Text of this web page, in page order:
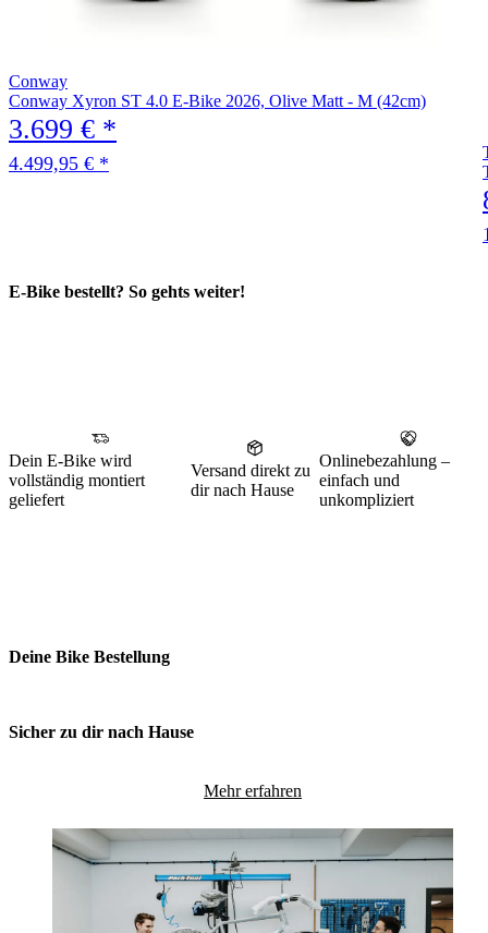
Conway
Conway Xyron ST 4.0 E-Bike 2026, Olive Matt - M (42cm)
3.699 € *
4.499,95 € *
E-Bike bestellt? So gehts weiter!
Dein E-Bike wird
vollständig montiert
geliefert
Versand direkt zu
dir nach Hause
Onlinebezahlung –
einfach und
unkompliziert
Deine Bike Bestellung
Sicher zu dir nach Hause
Mehr erfahren